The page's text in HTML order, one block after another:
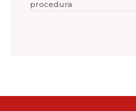
procedura